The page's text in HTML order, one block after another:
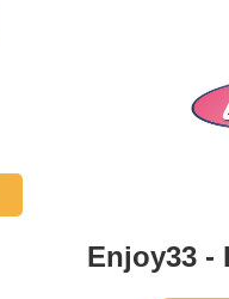
Enjoy33 -